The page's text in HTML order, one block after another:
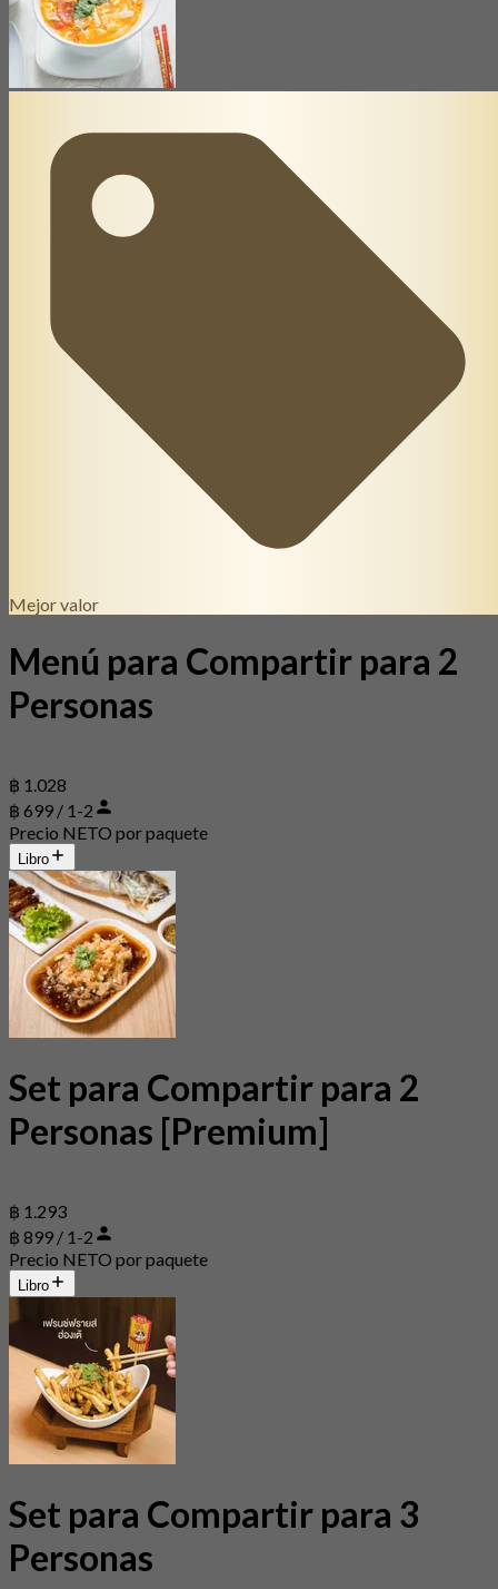
Mejor valor
Menú para Compartir para 2
Personas
฿ 1.028
฿ 699 / 1-2
Precio NETO por paquete
Libro
Set para Compartir para 2
Personas [Premium]
฿ 1.293
฿ 899 / 1-2
Precio NETO por paquete
Libro
Set para Compartir para 3
Personas